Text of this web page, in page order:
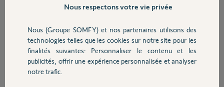
Sécurité
Domotique
Détecteur de
mouvement installé sur
qui constitue ma porte de
garage.
Je constate que les
différents appels d'air
Nous respectons votre vie privée
Nous (Groupe SOMFY) et nos partenaires utilisons des
technologies telles que les cookies sur notre site pour les
finalités suivantes: Personnaliser le contenu et les
publicités, offrir une expérience personnalisée et analyser
notre trafic.